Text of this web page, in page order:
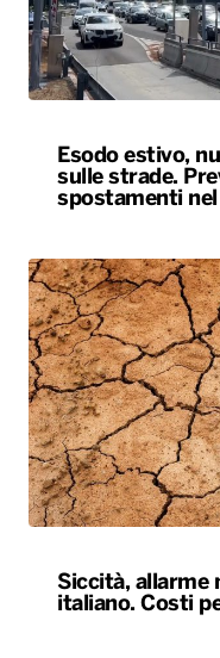
Esodo estivo,
sulle strade.
spostamenti nel
Siccità,
italiano. Costi